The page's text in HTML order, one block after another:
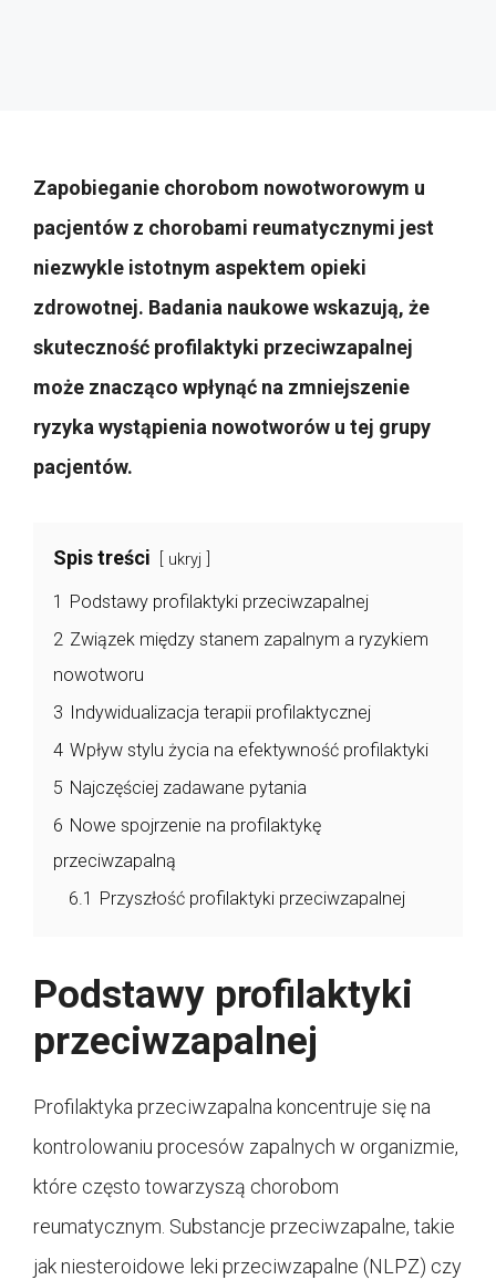
Zapobieganie chorobom nowotworowym u
pacjentów z chorobami reumatycznymi jest
niezwykle istotnym aspektem opieki
zdrowotnej. Badania naukowe wskazują, że
skuteczność profilaktyki przeciwzapalnej
może znacząco wpłynąć na zmniejszenie
ryzyka wystąpienia nowotworów u tej grupy
pacjentów.
Spis treści ukryj
1 Podstawy profilaktyki przeciwzapalnej
2 Związek między stanem zapalnym a ryzykiem
nowotworu
3 Indywidualizacja terapii profilaktycznej
4 Wpływ stylu życia na efektywność profilaktyki
5 Najczęściej zadawane pytania
6 Nowe spojrzenie na profilaktykę
przeciwzapalną
6.1 Przyszłość profilaktyki przeciwzapalnej
Podstawy profilaktyki
przeciwzapalnej
Profilaktyka przeciwzapalna koncentruje się na
kontrolowaniu procesów zapalnych w organizmie,
które często towarzyszą chorobom
reumatycznym. Substancje przeciwzapalne, takie
jak niesteroidowe leki przeciwzapalne (NLPZ) czy